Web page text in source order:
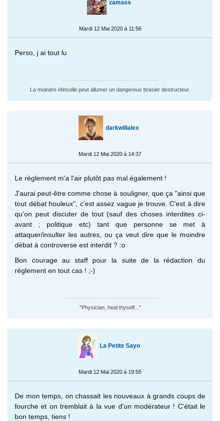
zamass
Mardi 12 Mai 2020 à 11:56
Perso, j ai tout lu
La moindre étincelle peut allumer un dangereux brasier destructeur.
darkwillalex
Mardi 12 Mai 2020 à 14:37
Le règlement m'a l'air plutôt pas mal également !
J'aurai peut-être comme chose à souligner, que ça "ainsi que
tout débat houleux", c'est assez vague je trouve. C'est à dire
qu'on peut discuter de tout (sauf des choses interdites ci-
avant ; politique etc) tant que personne se met à
attaquer/insulter les autres, ou ça veut dire que le moindre
débat à controverse est interdit ? :o
Bon courage au staff pour la suite de la rédaction du
règlement en tout cas ! ;-)
"Physician, heal thyself..."
La Petite Sayo
Mardi 12 Mai 2020 à 19:55
De mon temps, on chassait les nouveaux à grands coups de
fourche et on tremblait à la vue d'un modérateur ! C'était le
bon temps, tiens !